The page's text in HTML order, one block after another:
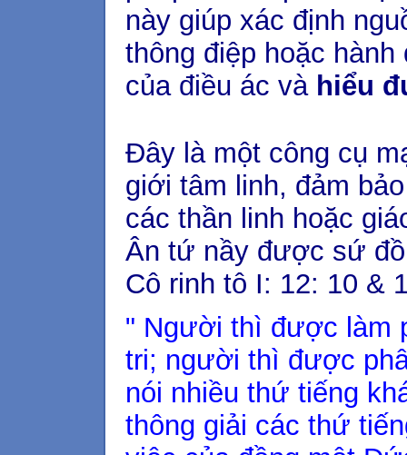
này giúp xác định
thông điệp hoặc
của điều ác và hiểu
Đây là một công cụ
giới tâm linh, đảm
các thần linh hoặc
Ân tứ nầy được sứ
Cô rinh tô I: 12: 10 &
" Người thì được làm
tri; người thì được
nói nhiều thứ tiếng
thông giải các thứ